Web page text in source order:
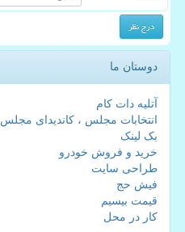
دوستان ما
آتلیه دات کام
انتخابات مجلس ، کاندیدای مجلس
بک لینک
خرید و فروش خودرو
طراحی سایت
فیش حج
قیمت بیسیم
کار در محل